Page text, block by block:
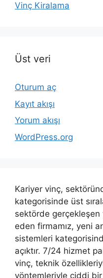
Vinç Kiralama
Üst veri
Oturum aç
Kayıt akışı
Yorum akışı
WordPress.org
Kariyer vinç,
kategorisinde üst
sektörde gerçekleşen
eden firmamız, yeni
sistemleri
açıktır. 7/24 hizmet
vinç, teknik
yöntemleriyle ciddi